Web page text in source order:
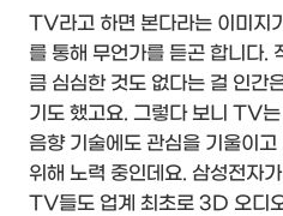
TV라고 하면 본다라는 이미지
를 통해 무언가를 듣곤 합니다.
큼 심심한 것도 없다는 걸 인간
기도 했고요. 그렇다 보니 TV
음향 기술에도 관심을 기울이고
위해 노력 중인데요. 삼성전
TV들도 업계 최초로 3D 오디